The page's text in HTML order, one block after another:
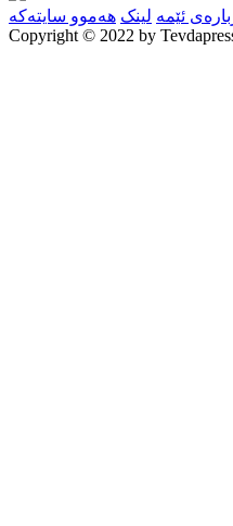
ئێمە لینک هەموو سایتەکە
Copyright © 2022 by